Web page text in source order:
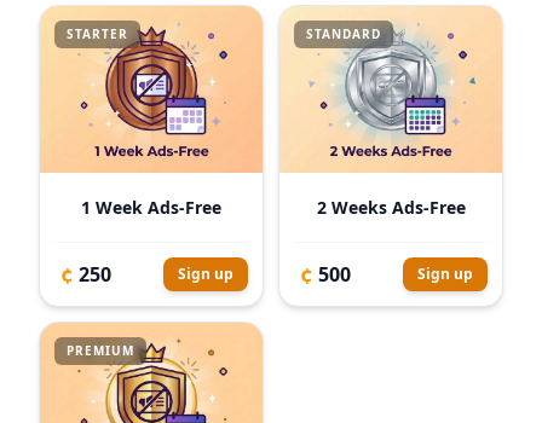
STARTER
1 Week Ads-Free
¢ 250 Sign up
STANDARD
2 Weeks Ads-Free
¢ 500 Sign up
PREMIUM